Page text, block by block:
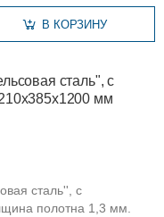
В КОРЗИНУ
сталь", с
мм
сталь'', с
полотна 1,3 мм.